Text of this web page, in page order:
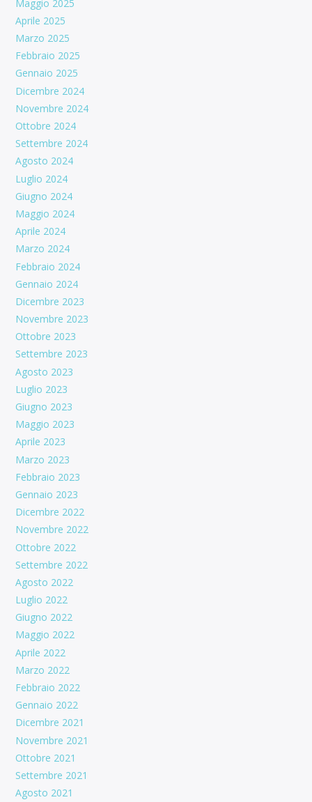
Maggio 2025
Aprile 2025
Marzo 2025
Febbraio 2025
Gennaio 2025
Dicembre 2024
Novembre 2024
Ottobre 2024
Settembre 2024
Agosto 2024
Luglio 2024
Giugno 2024
Maggio 2024
Aprile 2024
Marzo 2024
Febbraio 2024
Gennaio 2024
Dicembre 2023
Novembre 2023
Ottobre 2023
Settembre 2023
Agosto 2023
Luglio 2023
Giugno 2023
Maggio 2023
Aprile 2023
Marzo 2023
Febbraio 2023
Gennaio 2023
Dicembre 2022
Novembre 2022
Ottobre 2022
Settembre 2022
Agosto 2022
Luglio 2022
Giugno 2022
Maggio 2022
Aprile 2022
Marzo 2022
Febbraio 2022
Gennaio 2022
Dicembre 2021
Novembre 2021
Ottobre 2021
Settembre 2021
Agosto 2021